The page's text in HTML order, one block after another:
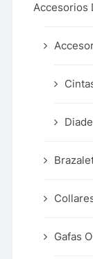
Accesorios
Gafas